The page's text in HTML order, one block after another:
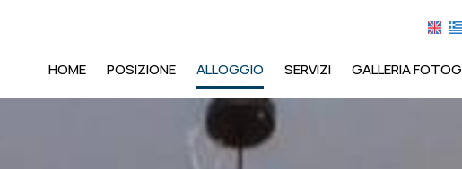
HOME POSIZIONE ALLOGGIO SERVIZI GALLERIA